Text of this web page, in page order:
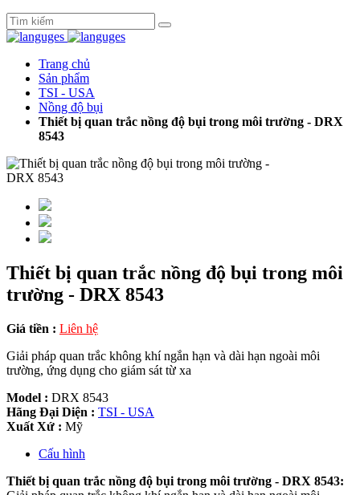
Trang chủ
Sản phẩm
TSI - USA
Nồng độ bụi
Thiết bị quan trắc nồng độ bụi trong môi trường - DRX
8543
Thiết bị quan trắc nồng độ bụi trong môi
trường - DRX 8543
Giá tiền : Liên hệ
Giải pháp quan trắc không khí ngắn hạn và dài hạn ngoài môi
trường, ứng dụng cho giám sát từ xa
Model : DRX 8543
Hãng Đại Diện : TSI - USA
Xuất Xứ : Mỹ
Cấu hình
Thiết bị quan trắc nồng độ bụi trong môi trường - DRX 8543: